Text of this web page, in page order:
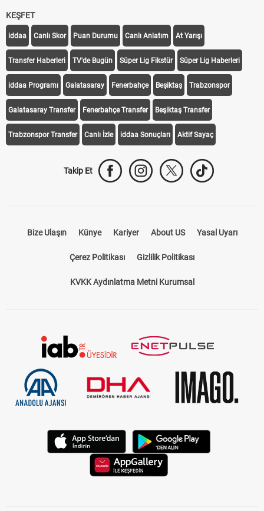
KEŞFET
iddaa Canlı Skor Puan Durumu Canlı Anlatım At Yarışı
Transfer Haberleri TV'de Bugün Süper Lig Fikstür Süper Lig Haberleri
iddaa Programı Galatasaray Fenerbahçe Beşiktaş Trabzonspor
Galatasaray Transfer Fenerbahçe Transfer Beşiktaş Transfer
Trabzonspor Transfer Canlı İzle iddaa Sonuçları Aktif Sayaç
Takip Et
Bize Ulaşın Künye Kariyer About US Yasal Uyarı
Çerez Politikası Gizlilik Politikası
KVKK Aydınlatma Metni Kurumsal